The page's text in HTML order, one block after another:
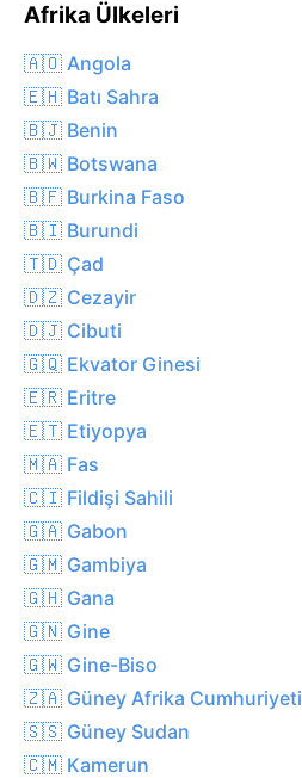
Afrika Ülkeleri
🇦🇴 Angola
🇪🇭 Batı Sahra
🇧🇯 Benin
🇧🇼 Botswana
🇧🇫 Burkina Faso
🇧🇮 Burundi
🇹🇩 Çad
🇩🇿 Cezayir
🇩🇯 Cibuti
🇬🇶 Ekvator Ginesi
🇪🇷 Eritre
🇪🇹 Etiyopya
🇲🇦 Fas
🇨🇮 Fildişi Sahili
🇬🇦 Gabon
🇬🇲 Gambiya
🇬🇭 Gana
🇬🇳 Gine
🇬🇼 Gine-Biso
🇿🇦 Güney Afrika Cumhuriyeti
🇸🇸 Güney Sudan
🇨🇲 Kamerun